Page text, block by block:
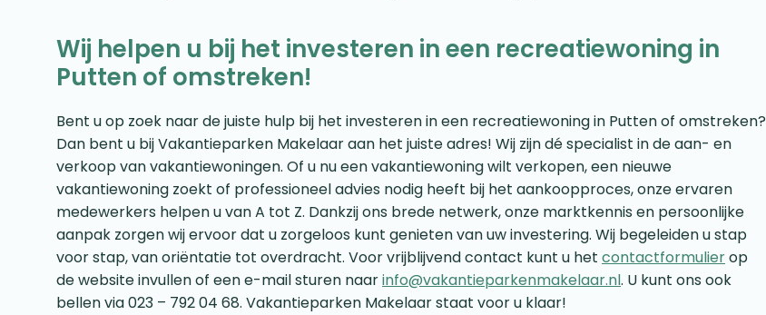
Wij helpen u bij het investeren in een recreatiewoning in
Putten of omstreken!
Bent u op zoek naar de juiste hulp bij het investeren in een recreatiewoning in Putten of omstreken?
Dan bent u bij Vakantieparken Makelaar aan het juiste adres! Wij zijn dé specialist in de aan- en
verkoop van vakantiewoningen. Of u nu een vakantiewoning wilt verkopen, een nieuwe
vakantiewoning zoekt of professioneel advies nodig heeft bij het aankoopproces, onze ervaren
medewerkers helpen u van A tot Z. Dankzij ons brede netwerk, onze marktkennis en persoonlijke
aanpak zorgen wij ervoor dat u zorgeloos kunt genieten van uw investering. Wij begeleiden u stap
voor stap, van oriëntatie tot overdracht. Voor vrijblijvend contact kunt u het contactformulierop
de website invullen of een e-mail sturen naarinfo@vakantieparkenmakelaar.nl. U kunt ons ook
bellen via 023 – 792 04 68. Vakantieparken Makelaar staat voor u klaar!